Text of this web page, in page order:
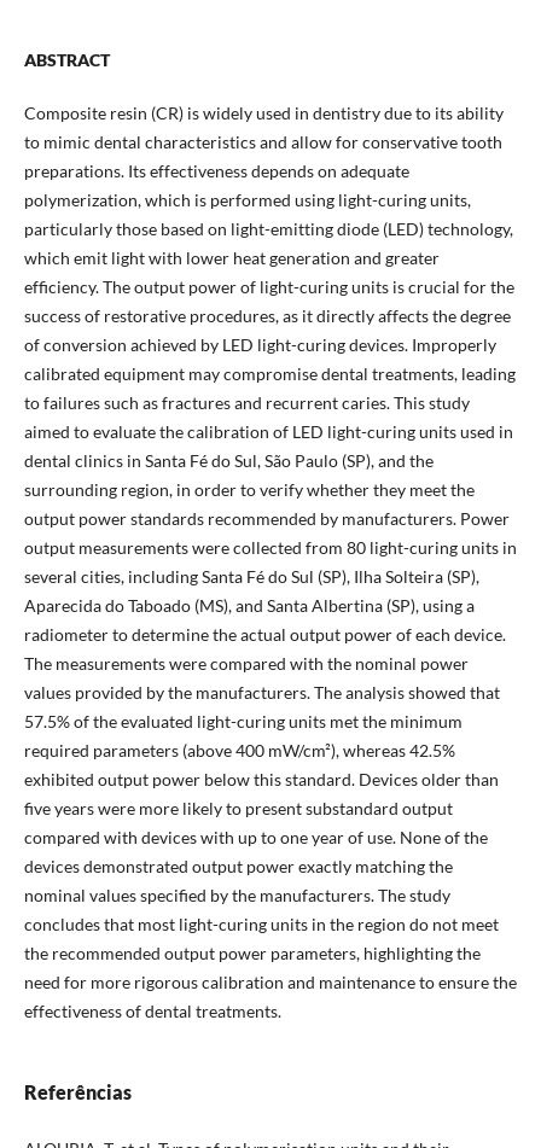
ABSTRACT
Composite resin (CR) is widely used in dentistry due to its ability
to mimic dental characteristics and allow for conservative tooth
preparations. Its effectiveness depends on adequate
polymerization, which is performed using light-curing units,
particularly those based on light-emitting diode (LED) technology,
which emit light with lower heat generation and greater
efficiency. The output power of light-curing units is crucial for the
success of restorative procedures, as it directly affects the degree
of conversion achieved by LED light-curing devices. Improperly
calibrated equipment may compromise dental treatments, leading
to failures such as fractures and recurrent caries. This study
aimed to evaluate the calibration of LED light-curing units used in
dental clinics in Santa Fé do Sul, São Paulo (SP), and the
surrounding region, in order to verify whether they meet the
output power standards recommended by manufacturers. Power
output measurements were collected from 80 light-curing units in
several cities, including Santa Fé do Sul (SP), Ilha Solteira (SP),
Aparecida do Taboado (MS), and Santa Albertina (SP), using a
radiometer to determine the actual output power of each device.
The measurements were compared with the nominal power
values provided by the manufacturers. The analysis showed that
57.5% of the evaluated light-curing units met the minimum
required parameters (above 400 mW/cm²), whereas 42.5%
exhibited output power below this standard. Devices older than
five years were more likely to present substandard output
compared with devices with up to one year of use. None of the
devices demonstrated output power exactly matching the
nominal values specified by the manufacturers. The study
concludes that most light-curing units in the region do not meet
the recommended output power parameters, highlighting the
need for more rigorous calibration and maintenance to ensure the
effectiveness of dental treatments.
Referências